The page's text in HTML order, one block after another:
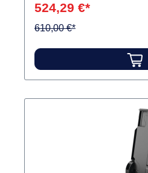
524,29 €*
610,00 €*